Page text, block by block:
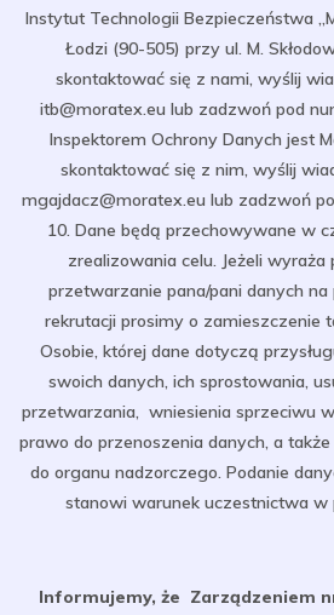
Instytut Technologii Bezpieczeństwa
Łodzi (90-505) przy ul. M.
skontaktować się z nami, wyślij
itb@moratex.eu lub zadzwoń pod
Inspektorem Ochrony Danych jest
skontaktować się z nim, wyślij
mgajdacz@moratex.eu lub zadzwoń
10. Dane będą przechowywane w
zrealizowania celu. Jeżeli wyraża
przetwarzanie pana/pani danych
rekrutacji prosimy o zamieszczenie
Osobie, której dane dotyczą
swoich danych, ich sprostowania,
przetwarzania, wniesienia sprzeciwu
prawo do przenoszenia danych, a
do organu nadzorczego. Podanie
stanowi warunek uczestnictwa w
Informujemy, że Zarządzeniem